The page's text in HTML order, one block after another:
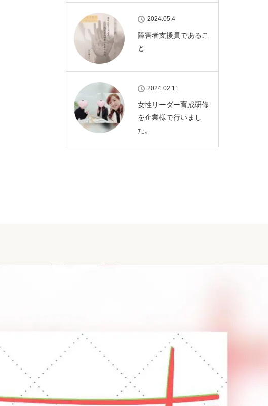
2024.05.4
障害者支援員であるこ
と
2024.02.11
女性リーダー育成研修
を企業様で行いまし
た。